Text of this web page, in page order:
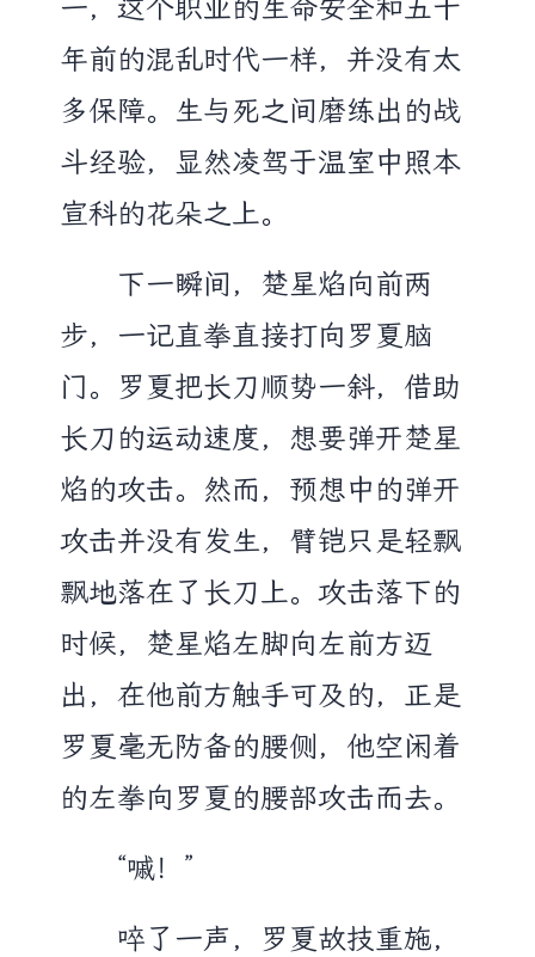
一，这个职业的生命安全和五十
年前的混乱时代一样，并没有太
多保障。生与死之间磨练出的战
斗经验，显然凌驾于温室中照本
宣科的花朵之上。
下一瞬间，楚星焰向前两
步，一记直拳直接打向罗夏脑
门。罗夏把长刀顺势一斜，借助
长刀的运动速度，想要弹开楚星
焰的攻击。然而，预想中的弹开
攻击并没有发生，臂铠只是轻飘
飘地落在了长刀上。攻击落下的
时候，楚星焰左脚向左前方迈
出，在他前方触手可及的，正是
罗夏毫无防备的腰侧，他空闲着
的左拳向罗夏的腰部攻击而去。
“嘁！”
啐了一声，罗夏故技重施，